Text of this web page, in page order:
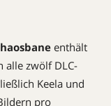
enthält
alle zwölf DLC-
Keela und
pro